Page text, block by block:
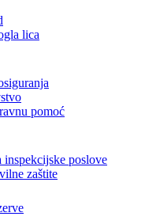
lica
pomoć
poslove
zaštite